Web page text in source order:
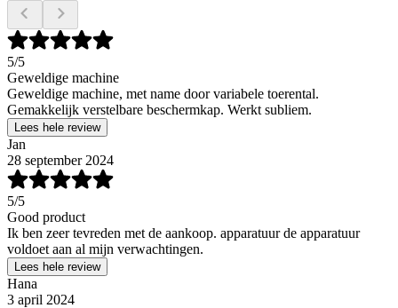
5/5
Geweldige machine
Geweldige machine, met name door variabele toerental.
Gemakkelijk verstelbare beschermkap. Werkt subliem.
Lees hele review
Jan
28 september 2024
5/5
Good product
Ik ben zeer tevreden met de aankoop. apparatuur de apparatuur
voldoet aan al mijn verwachtingen.
Lees hele review
Hana
3 april 2024